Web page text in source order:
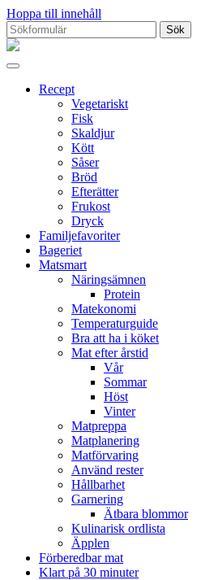
Hoppa till innehåll
Sök
efter:Proppmätt
Recept
Vegetariskt
Fisk
Skaldjur
Kött
Såser
Bröd
Efterätter
Frukost
Dryck
Familjefavoriter
Bageriet
Matsmart
Näringsämnen
Protein
Matekonomi
Temperaturguide
Bra att ha i köket
Mat efter årstid
Vår
Sommar
Höst
Vinter
Matpreppa
Matplanering
Matförvaring
Använd rester
Hållbarhet
Garnering
Ätbara blommor
Kulinarisk ordlista
Äpplen
Förberedbar mat
Klart på 30 minuter